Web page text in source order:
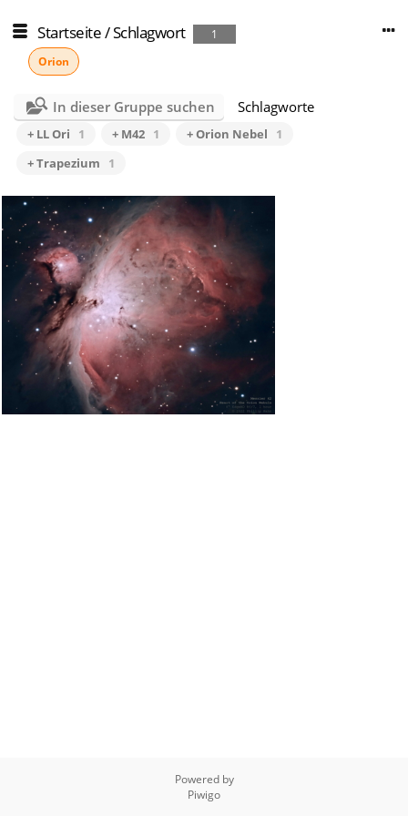
Startseite/Schlagwort
1
Orion
In dieser Gruppe suchen Schlagworte
+ LL Ori 1 + M42 1 + Orion Nebel
1
+ Trapezium
1
Powered by
Piwigo